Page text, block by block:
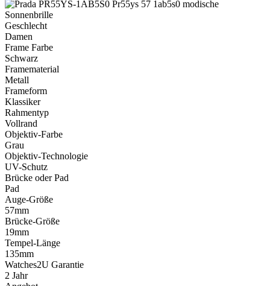
Geschlecht
Damen
Frame Farbe
Schwarz
Framematerial
Metall
Frameform
Klassiker
Rahmentyp
Vollrand
Objektiv-Farbe
Grau
Objektiv-Technologie
UV-Schutz
Brücke oder Pad
Pad
Auge-Größe
57mm
Brücke-Größe
19mm
Tempel-Länge
135mm
Watches2U Garantie
2 Jahr